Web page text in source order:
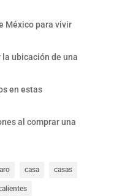
México para vivir
ubicación de una
en estas
al comprar una
casa casas